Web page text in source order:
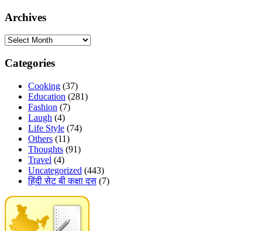
Archives
Archives
Categories
Cooking (37)
Education (281)
Fashion (7)
Laugh (4)
Life Style (74)
Others (11)
Thoughts (91)
Travel (4)
Uncategorized (443)
हिंदी सेट बी कक्षा दस (7)